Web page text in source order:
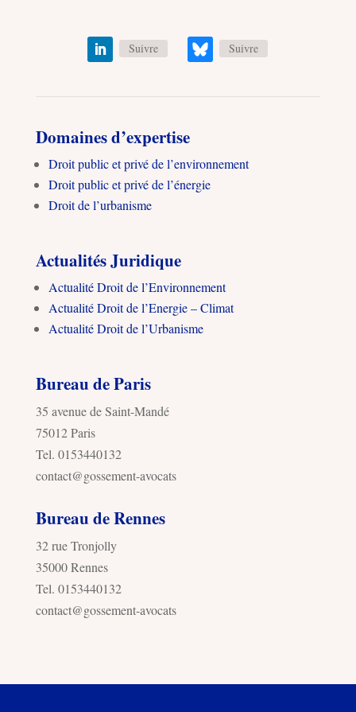
Suivre Suivre
Domaines d’expertise
Droit public et privé de l’environnement
Droit public et privé de l’énergie
Droit de l’urbanisme
Actualités Juridique
Actualité Droit de l’Environnement
Actualité Droit de l’Energie – Climat
Actualité Droit de l’Urbanisme
Bureau de Paris
35 avenue de Saint-Mandé
75012 Paris
Tel. 0153440132
contact@gossement-avocats
Bureau de Rennes
32 rue Tronjolly
35000 Rennes
Tel. 0153440132
contact@gossement-avocats